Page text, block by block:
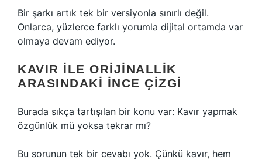
Bir şarkı artık tek bir versiyonla sınırlı değil.
Onlarca, yüzlerce farklı yorumla dijital ortamda var
olmaya devam ediyor.
KAVIR ILE ORIJINALLIK
ARASINDAKI INCE ÇIZGI
Burada sıkça tartışılan bir konu var: Kavır yapmak
özgünlük mü yoksa tekrar mı?
Bu sorunun tek bir cevabı yok. Çünkü kavır, hem